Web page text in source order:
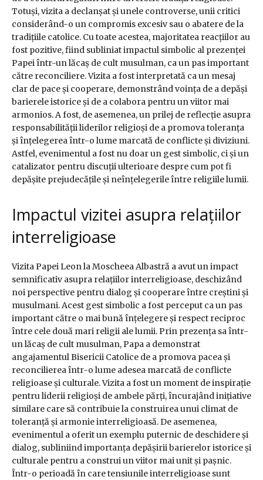
Totuși, vizita a declanșat și unele controverse, unii critici
considerând-o un compromis excesiv sau o abatere de la
tradițiile catolice. Cu toate acestea, majoritatea reacțiilor au
fost pozitive, fiind subliniat impactul simbolic al prezenței
Papei într-un lăcaș de cult musulman, ca un pas important
către reconciliere. Vizita a fost interpretată ca un mesaj
clar de pace și cooperare, demonstrând voința de a depăși
barierele istorice și de a colabora pentru un viitor mai
armonios. A fost, de asemenea, un prilej de reflecție asupra
responsabilității liderilor religioși de a promova toleranța
și înțelegerea într-o lume marcată de conflicte și diviziuni.
Astfel, evenimentul a fost nu doar un gest simbolic, ci și un
catalizator pentru discuții ulterioare despre cum pot fi
depășite prejudecățile și neînțelegerile între religiile lumii.
Impactul vizitei asupra relațiilor
interreligioase
Vizita Papei Leon la Moscheea Albastră a avut un impact
semnificativ asupra relațiilor interreligioase, deschizând
noi perspective pentru dialog și cooperare între creștini și
musulmani. Acest gest simbolic a fost perceput ca un pas
important către o mai bună înțelegere și respect reciproc
între cele două mari religii ale lumii. Prin prezența sa într-
un lăcaș de cult musulman, Papa a demonstrat
angajamentul Bisericii Catolice de a promova pacea și
reconcilierea într-o lume adesea marcată de conflicte
religioase și culturale. Vizita a fost un moment de inspirație
pentru liderii religioși de ambele părți, încurajând inițiative
similare care să contribuie la construirea unui climat de
toleranță și armonie interreligioasă. De asemenea,
evenimentul a oferit un exemplu puternic de deschidere și
dialog, subliniind importanța depășirii barierelor istorice și
culturale pentru a construi un viitor mai unit și pașnic.
Într-o perioadă în care tensiunile interreligioase sunt